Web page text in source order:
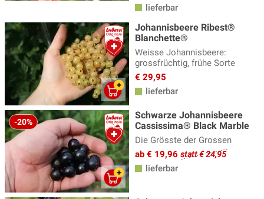
lieferbar
Johannisbeere Ribest®
Blanchette®
Weisse Johannisbeere:
grossfrüchtig, frühe Sorte
€ 29,95
lieferbar
-20%
Schwarze Johannisbeere
Cassissima® Black Marble
Die Grösste der Grossen
ab € 19,96 statt € 24,95
lieferbar